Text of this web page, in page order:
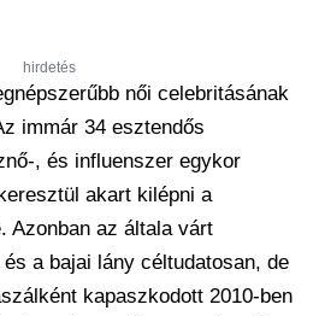
hirdetés
női celebritásának
immár 34 esztendős
, és influenszer egykor
akart kilépni a
Azonban az általa várt
a bajai lány céltudatosan, de
kapaszkodott 2010-ben